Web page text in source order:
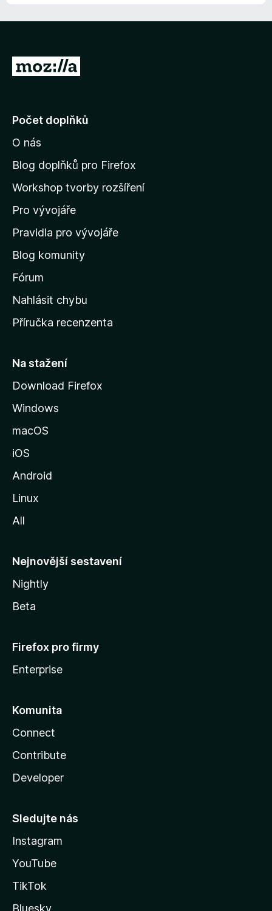
P
j
t
n
d
o
m
v
s
k
u
t
á
n
M
o
l
y
Počet doplňků
O nás
Blog doplňků pro Firefox
Workshop tvorby rozšíření
Pro vývojáře
Pravidla pro vývojáře
Blog komunity
Fórum
Nahlásit chybu
Příručka recenzenta
Na stažení
Download Firefox
Windows
macOS
iOS
Android
Linux
All
Nejnovější sestavení
Nightly
Beta
Firefox pro firmy
Enterprise
Komunita
Connect
Contribute
Developer
Sledujte nás
Instagram
YouTube
TikTok
Bluesky